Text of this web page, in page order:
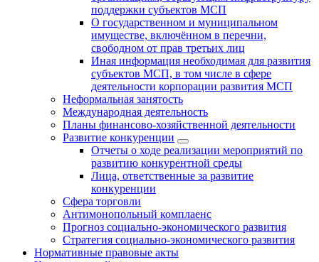
поддержки субъектов МСП
О государственном и муниципальном
имуществе, включённом в перечни,
свободном от прав третьих лиц
Иная информация необходимая для развития
субъектов МСП, в том числе в сфере
деятельности корпорации развития МСП
Неформальная занятость
Международная деятельность
Планы финансово-хозяйственной деятельности
Развитие конкуренции
Отчеты о ходе реализации мероприятий по
развитию конкурентной среды
Лица, ответственные за развитие
конкуренции
Сфера торговли
Антимонопольный комплаенс
Прогноз социально-экономического развития
Стратегия социально-экономического развития
Нормативные правовые акты